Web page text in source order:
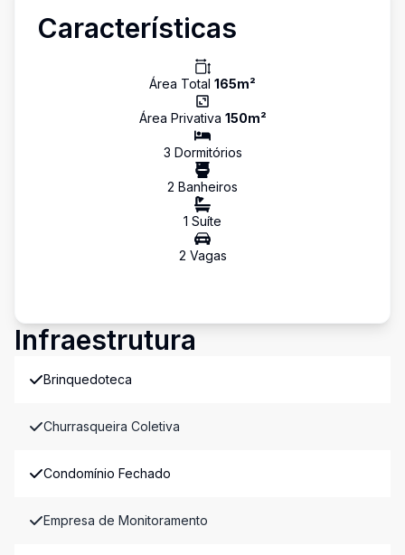
Características
Área Total 165m²
Área Privativa 150m²
3 Dormitórios
2 Banheiros
1 Suíte
2 Vagas
Infraestrutura
Brinquedoteca
Churrasqueira Coletiva
Condomínio Fechado
Empresa de Monitoramento